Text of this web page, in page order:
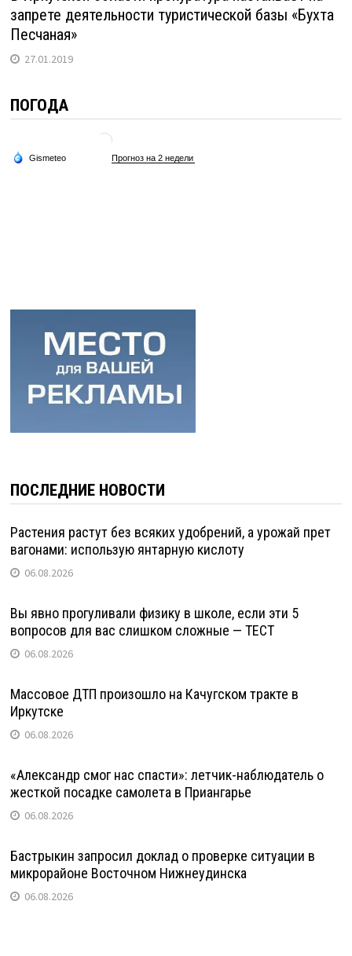
запрете деятельности туристической базы «Бухта
Песчаная»
27.01.2019
ПОГОДА
ПОСЛЕДНИЕ НОВОСТИ
Растения растут без всяких удобрений, а урожай прет
вагонами: использую янтарную кислоту
06.08.2026
Вы явно прогуливали физику в школе, если эти 5
вопросов для вас слишком сложные — ТЕСТ
06.08.2026
Массовое ДТП произошло на Качугском тракте в
Иркутске
06.08.2026
«Александр смог нас спасти»: летчик-наблюдатель о
жесткой посадке самолета в Приангарье
06.08.2026
Бастрыкин запросил доклад о проверке ситуации в
микрорайоне Восточном Нижнеудинска
06.08.2026